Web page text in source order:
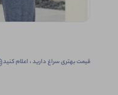
قیمت بهتری سراغ دارید ، اعلام کنید